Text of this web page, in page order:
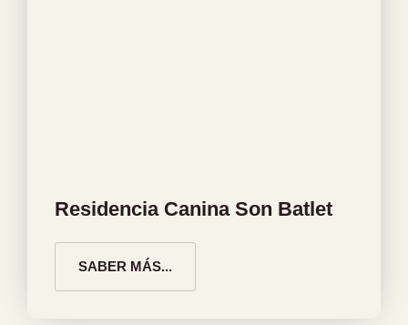
Residencia Canina Son Batlet
SABER MÁS...